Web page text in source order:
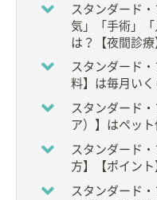
スタンダード
気」「手術」「
は？【夜間診
スタンダード
料】は毎月い
スタンダード
ア）】はペッ
スタンダード
方】【ポイント
スタンダード